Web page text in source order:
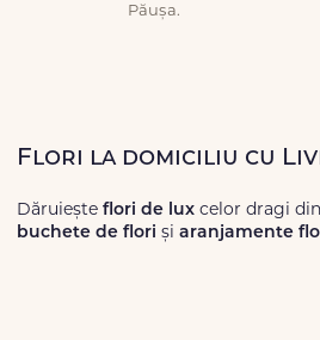
Păușa.
Flori la domiciliu cu
Dăruiește flori de lux celor dragi
buchete de flori și aranjamente